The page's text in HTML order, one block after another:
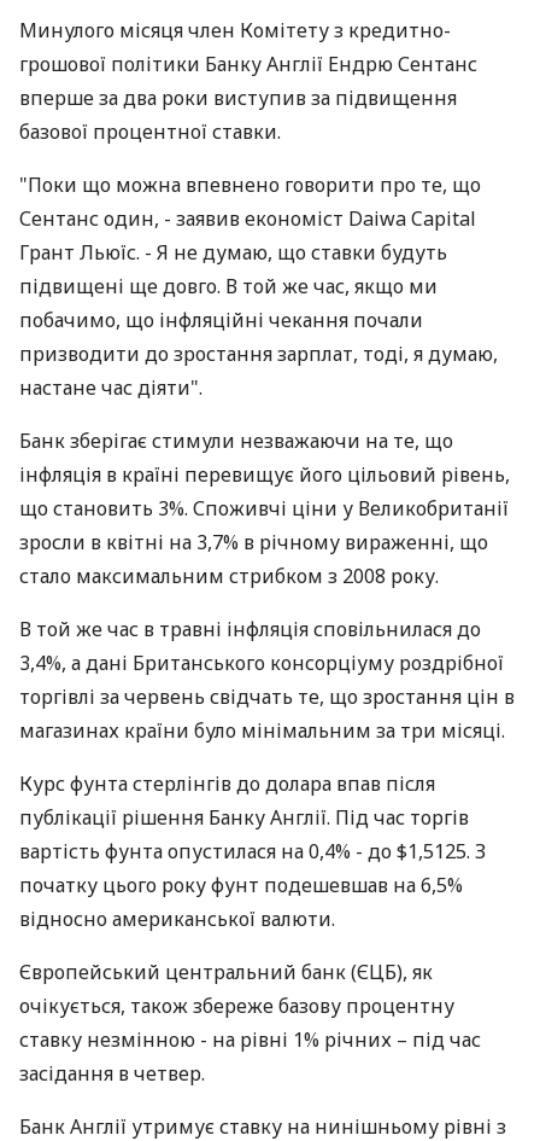
Минулого місяця член Комітету з кредитно-
грошової політики Банку Англії Ендрю Сентанс
вперше за два роки виступив за підвищення
базової процентної ставки.
"Поки що можна впевнено говорити про те, що
Сентанс один, - заявив економіст Daiwa Capital
Грант Льюїс. - Я не думаю, що ставки будуть
підвищені ще довго. В той же час, якщо ми
побачимо, що інфляційні чекання почали
призводити до зростання зарплат, тоді, я думаю,
настане час діяти".
Банк зберігає стимули незважаючи на те, що
інфляція в країні перевищує його цільовий рівень,
що становить 3%. Споживчі ціни у Великобританії
зросли в квітні на 3,7% в річному вираженні, що
стало максимальним стрибком з 2008 року.
В той же час в травні інфляція сповільнилася до
3,4%, а дані Британського консорціуму роздрібної
торгівлі за червень свідчать те, що зростання цін в
магазинах країни було мінімальним за три місяці.
Курс фунта стерлінгів до долара впав після
публікації рішення Банку Англії. Під час торгів
вартість фунта опустилася на 0,4% - до $1,5125. З
початку цього року фунт подешевшав на 6,5%
відносно американської валюти.
Європейський центральний банк (ЄЦБ), як
очікується, також збереже базову процентну
ставку незмінною - на рівні 1% річних – під час
засідання в четвер.
Банк Англії утримує ставку на нинішньому рівні з